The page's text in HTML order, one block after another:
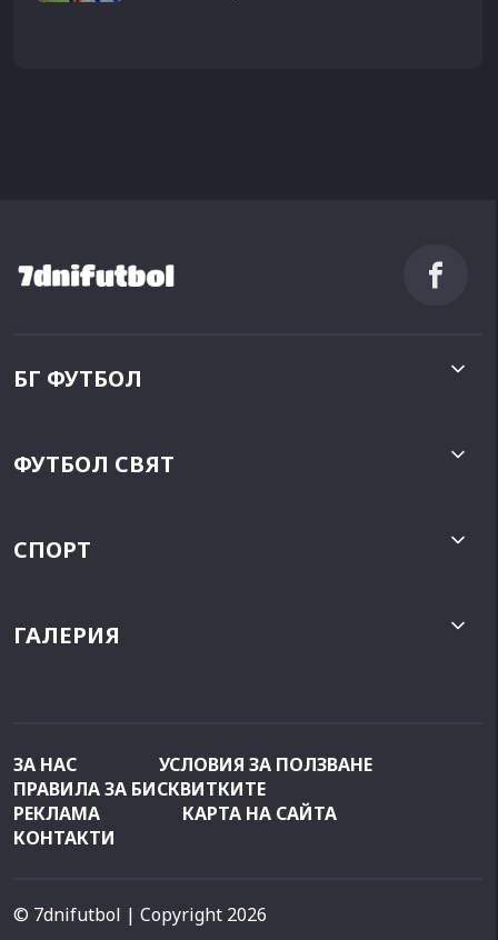
БГ ФУТБОЛ
ФУТБОЛ СВЯТ
СПОРТ
ГАЛЕРИЯ
ЗА НАС
УСЛОВИЯ ЗА ПОЛЗВАНЕ
ПРАВИЛА ЗА БИСКВИТКИТЕ
РЕКЛАМА
КАРТА НА САЙТА
КОНТАКТИ
© 7dnifutbol | Copyright 2026